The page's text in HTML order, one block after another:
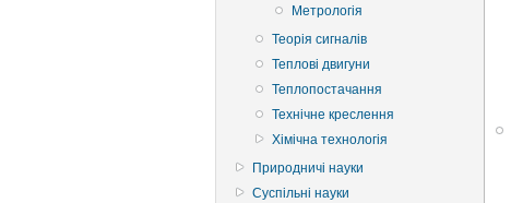
Метрологія
Теорія сигналів
Теплові двигуни
Теплопостачання
Технічне креслення
Хімічна технологія
Природничі науки
Суспільні науки